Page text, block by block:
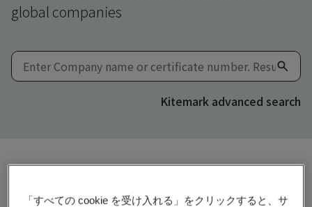
global companies
Kitemark advanced search
「すべての cookie を受け入れる」をクリックすると、サ